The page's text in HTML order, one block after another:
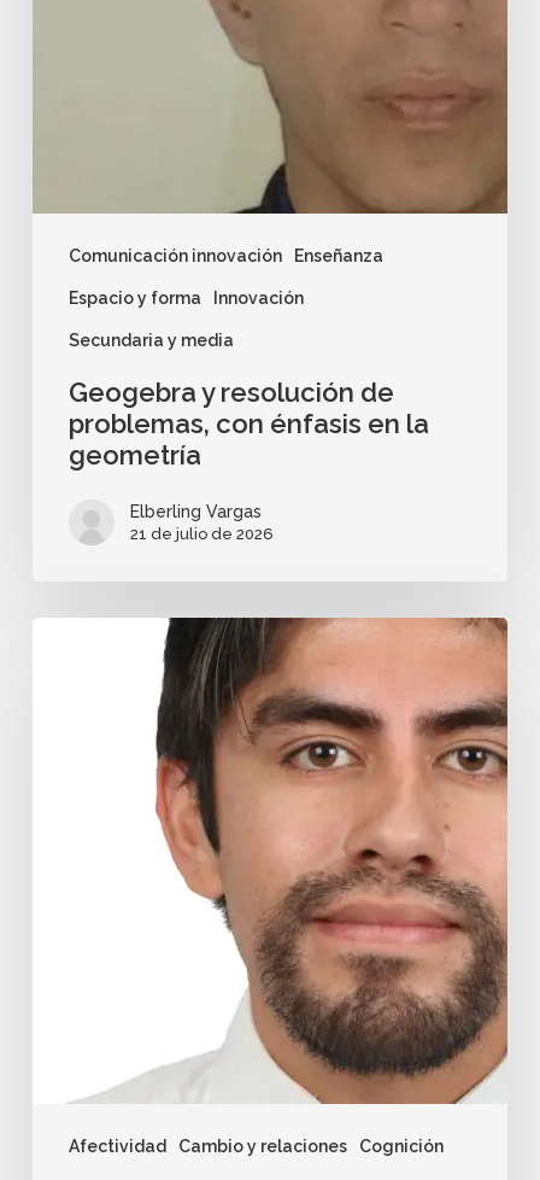
Comunicación innovación Enseñanza
Espacio y forma Innovación
Secundaria y media
Geogebra y resolución de
problemas, con énfasis en la
geometría
Elberling Vargas
21 de julio de 2026
Afectividad Cambio y relaciones Cognición